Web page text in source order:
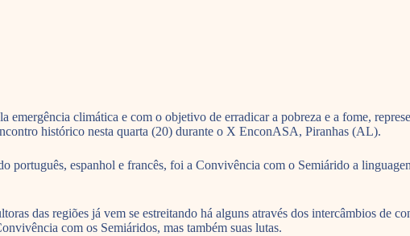
emergência climática e com o objetivo de erradicar a pobreza e a fome,
histórico nesta quarta (20) durante o X EnconASA, Piranhas (AL).
português, espanhol e francês, foi a Convivência com o Semiárido a
das regiões já vem se estreitando há alguns através dos intercâmbios de
com os Semiáridos, mas também suas lutas.